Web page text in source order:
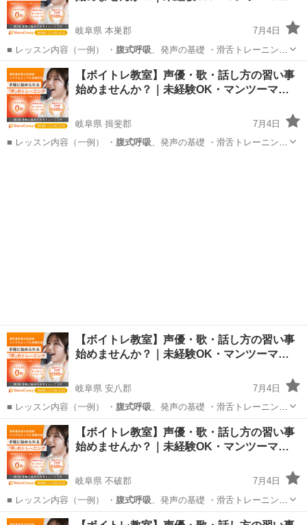
岐阜県 本巣郡
7月4日
■ レッスン内容（一例） ・ 腹式呼吸 、発声の基礎 ・滑舌トレーニング
…岐阜 本巣郡 その他 声優
【ボイトレ教室】声優・歌・話し方の習い事
始めませんか？｜未経験OK・マンツーマ…
岐阜県 揖斐郡
7月4日
■ レッスン内容（一例） ・ 腹式呼吸、発声の基礎 ・滑舌トレーニング
【ボイトレ教室】声優・歌・話し方の習い事
始めませんか？｜未経験OK・マンツーマ…
岐阜県 安八郡
7月4日
■ レッスン内容（一例） ・ 腹式呼吸、発声の基礎 ・滑舌トレーニング
…岐阜 安八郡 その他
【ボイトレ教室】声優・歌・話し方の習い事
始めませんか？｜未経験OK・マンツーマ…
岐阜県 不破郡
7月4日
■ レッスン内容（一例） ・ 腹式呼吸 、発声の基礎 ・滑舌トレーニング
…岐阜 不破郡 その他